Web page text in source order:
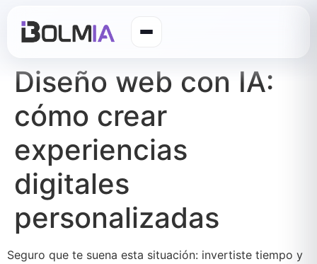
Diseño web con IA:
cómo crear
experiencias
digitales
personalizadas
Seguro que te suena esta situación: invertiste tiempo y